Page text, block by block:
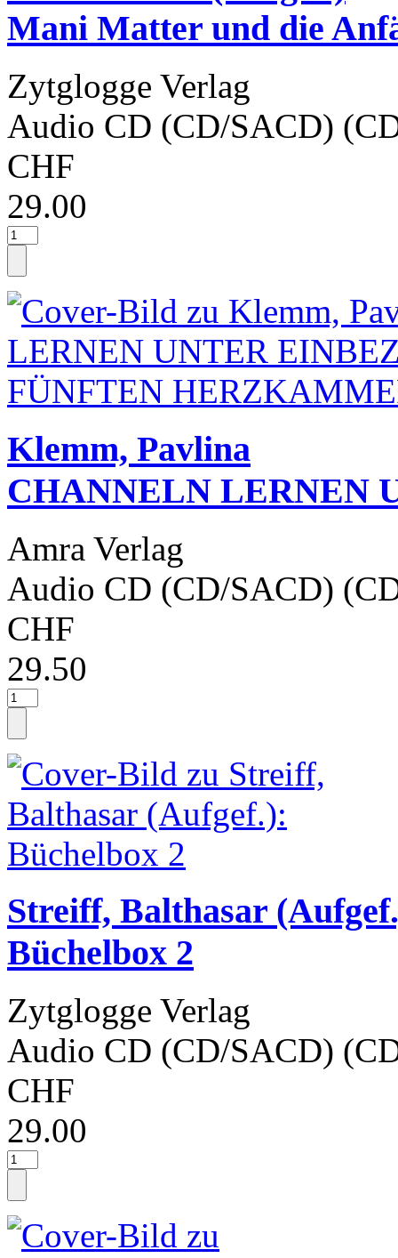
Mani Matter und die
Zytglogge Verlag
Audio CD (CD/SACD)
CHF
29.00
Klemm, Pavlina
CHANNELN LERNEN
Amra Verlag
Audio CD (CD/SACD)
CHF
29.50
Streiff, Balthasar
Büchelbox 2
Zytglogge Verlag
Audio CD (CD/SACD)
CHF
29.00